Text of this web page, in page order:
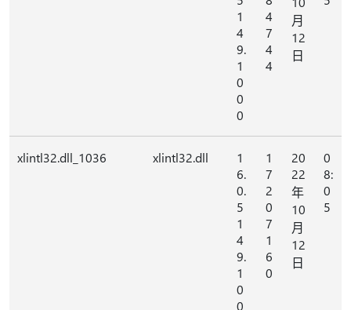
1
4
9.
1
0
0
0
4
7
4
4
月
12
日
xlintl32.dll_1036 xlintl32.dll
1
6.
0.
5
1
4
9.
1
0
0
1
7
2
0
7
1
6
0
20
22
年
10
月
12
日
0
8:
0
5